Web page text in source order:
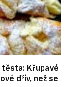
Křupavé
dřív, než se